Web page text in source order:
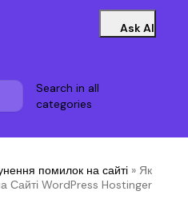
Ask AI
Search in all
categories
помилок на сайті » Як
Сайті WordPress Hostinger